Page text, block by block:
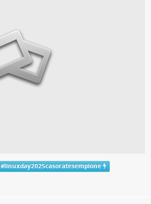
#linuxday2025casoratesempione